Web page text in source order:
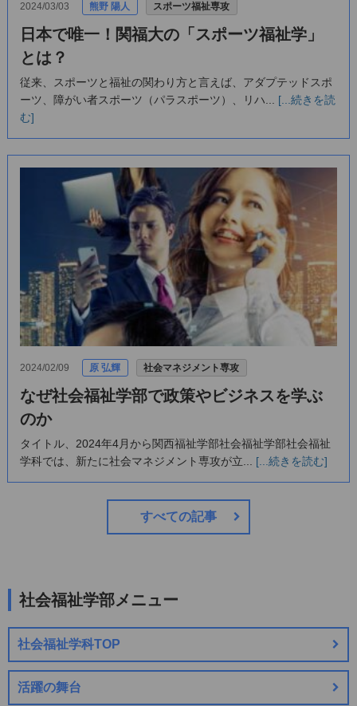
2024/03/03 熊野 陽人 スポーツ福祉専攻
日本で唯一！関福大の「スポーツ福祉学」
とは？
従来、スポーツと福祉の関わり方と言えば、アダプテッドスポ
ーツ、障がい者スポーツ（パラスポーツ）、リハ... [...続きを読
む]
2024/02/09 原 弘輝 社会マネジメント専攻
なぜ社会福祉学部で政策やビジネスを学ぶ
のか
タイトル、2024年4月から関西福祉学部社会福祉学部社会福祉
学科では、新たに社会マネジメント専攻が立... [...続きを読む]
すべての記事
社会福祉学部メニュー
社会福祉学科TOP
活躍の舞台